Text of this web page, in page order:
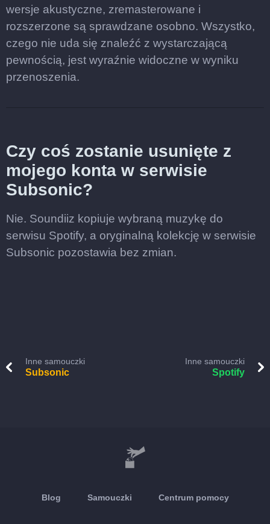
wersje akustyczne, zremasterowane i
rozszerzone są sprawdzane osobno. Wszystko,
czego nie uda się znaleźć z wystarczającą
pewnością, jest wyraźnie widoczne w wyniku
przenoszenia.
Czy coś zostanie usunięte z
mojego konta w serwisie
Subsonic?
Nie. Soundiiz kopiuje wybraną muzykę do
serwisu Spotify, a oryginalną kolekcję w serwisie
Subsonic pozostawia bez zmian.
Inne samouczki
Subsonic
Inne samouczki
Spotify
Blog Samouczki Centrum pomocy